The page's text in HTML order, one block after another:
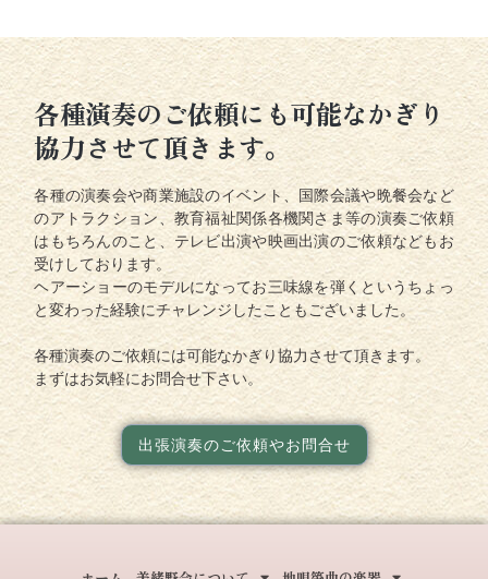
各種演奏のご依頼にも可能なかぎり
協力させて頂きます。
各種の演奏会や商業施設のイベント、国際会議や晩餐会など
のアトラクション、教育福祉関係各機関さま等の演奏ご依頼
はもちろんのこと、テレビ出演や映画出演のご依頼などもお
受けしております。
ヘアーショーのモデルになってお三味線を弾くというちょっ
と変わった経験にチャレンジしたこともございました。
各種演奏のご依頼には可能なかぎり協力させて頂きます。
まずはお気軽にお問合せ下さい。
出張演奏のご依頼やお問合せ